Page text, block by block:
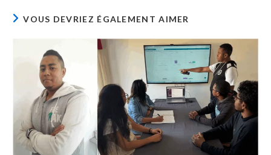
VOUS DEVRIEZ ÉGALEMENT AIMER